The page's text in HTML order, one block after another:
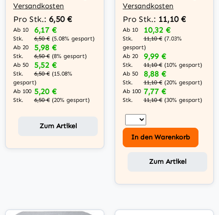
Versandkosten
Pro Stk.: 6,50 €
Ab 10
Stk.
6,17 €
6,50 € (5.08% gespart)
Ab 20
Stk.
5,98 €
6,50 € (8% gespart)
Ab 50
Stk.
5,52 €
6,50 € (15.08%
gespart)
Ab 100
Stk.
5,20 €
6,50 € (20% gespart)
Zum Artikel
Versandkosten
Pro Stk.: 11,10 €
Ab 10
Stk.
10,32 €
11,10 € (7.03%
gespart)
Ab 20
Stk.
9,99 €
11,10 € (10% gespart)
Ab 50
Stk.
8,88 €
11,10 € (20% gespart)
Ab 100
Stk.
7,77 €
11,10 € (30% gespart)
In den Warenkorb
Zum Artikel